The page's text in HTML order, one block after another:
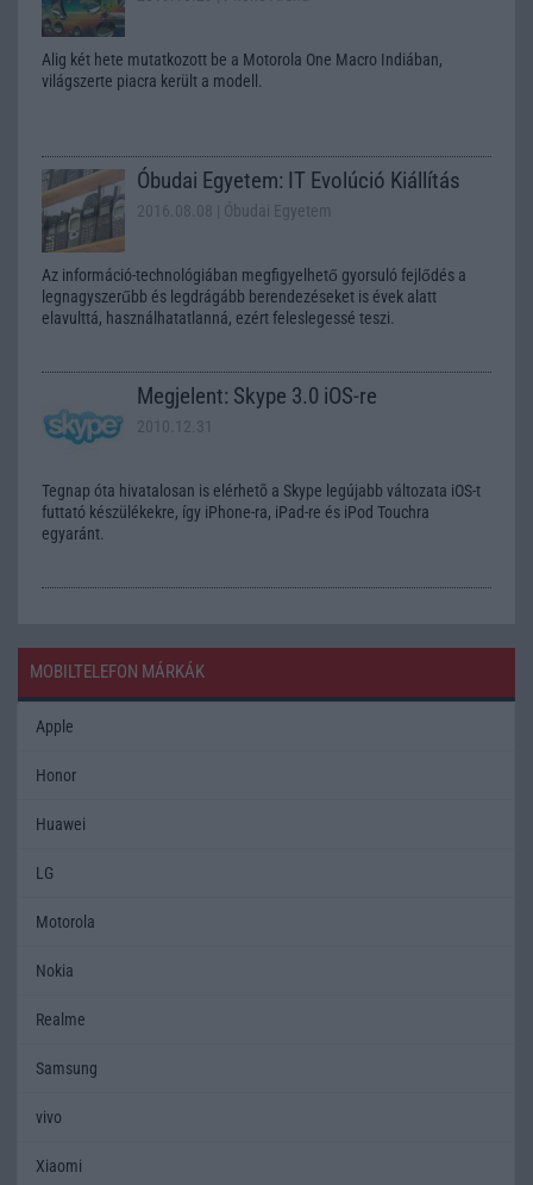
Alig két hete mutatkozott be a Motorola One Macro Indiában,
világszerte piacra került a modell.
Óbudai Egyetem: IT Evolúció Kiállítás
2016.08.08 | Óbudai Egyetem
Az információ-technológiában megfigyelhető gyorsuló fejlődés a
legnagyszerűbb és legdrágább berendezéseket is évek alatt
elavulttá, használhatatlanná, ezért feleslegessé teszi.
Megjelent: Skype 3.0 iOS-re
2010.12.31
Tegnap óta hivatalosan is elérhetõ a Skype legújabb változata iOS-t
futtató készülékekre, így iPhone-ra, iPad-re és iPod Touchra
egyaránt.
MOBILTELEFON MÁRKÁK
Apple
Honor
Huawei
LG
Motorola
Nokia
Realme
Samsung
vivo
Xiaomi